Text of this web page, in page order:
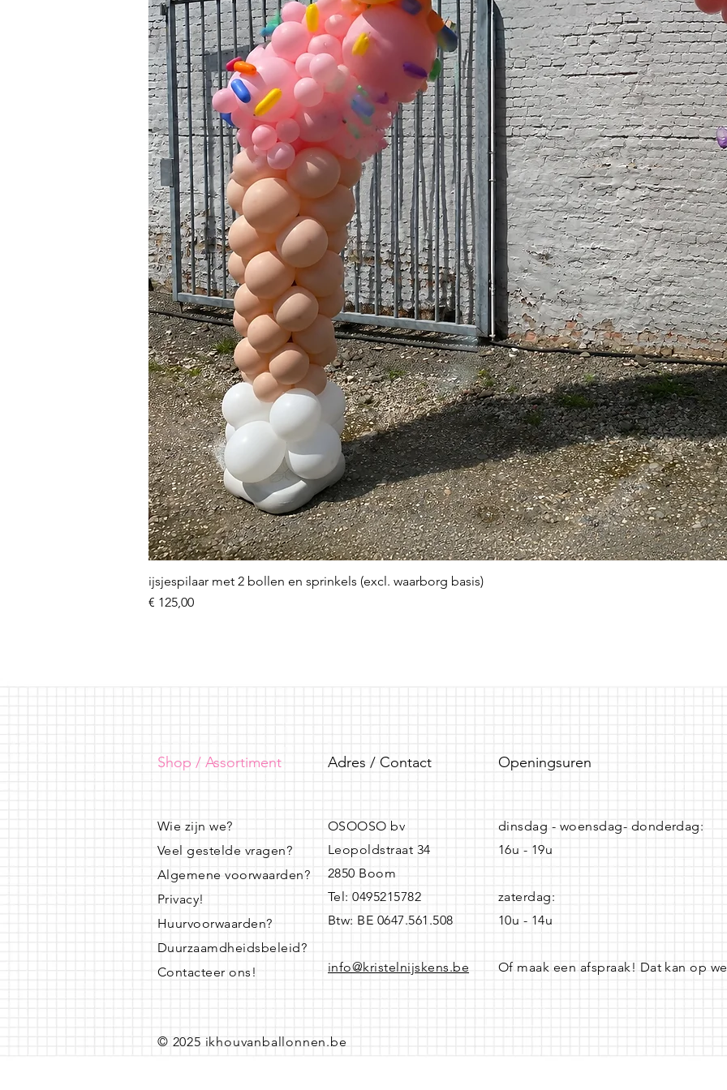
ijsjespilaar met 2 bollen en sprinkels (excl. waarborg basis)
Prijs
€ 125,00
Shop / Assortiment Adres / Contact Openingsuren
Wie zijn we?
Veel gestelde vragen?
Algemene voorwaarden?
Privacy!
Huurvoorwaarden?
Duurzaamdheidsbeleid?
Contacteer ons!
OSOOSO bv
Leopoldstraat 34
2850 Boom
Tel: 0495215782
Btw: BE 0647.561.508
info@kristelnijskens.be
dinsdag - woensdag- donderdag:
16u - 19u
zaterdag:
10u - 14u
Of maak een afspraak! Dat kan op
© 2025 ikhouvanballonnen.be